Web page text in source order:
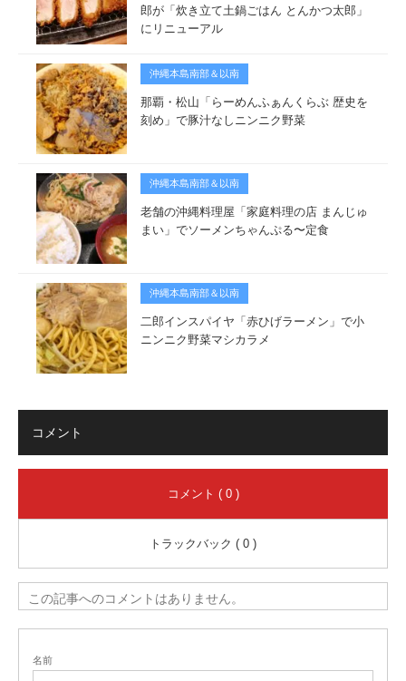
郎が「炊き立て土鍋ごはん とんかつ太郎」
にリニューアル
沖縄本島南部＆以南
那覇・松山「らーめんふぁんくらぶ 歴史を
刻め」で豚汁なしニンニク野菜
沖縄本島南部＆以南
老舗の沖縄料理屋「家庭料理の店 まんじゅ
まい」でソーメンちゃんぷる〜定食
沖縄本島南部＆以南
二郎インスパイヤ「赤ひげラーメン」で小
ニンニク野菜マシカラメ
コメント
コメント ( 0 )
トラックバック ( 0 )
この記事へのコメントはありません。
名前